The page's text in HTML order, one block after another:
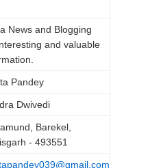
News and Blogging
and valuable
Pandey
Dwivedi
Barekel,
- 493551